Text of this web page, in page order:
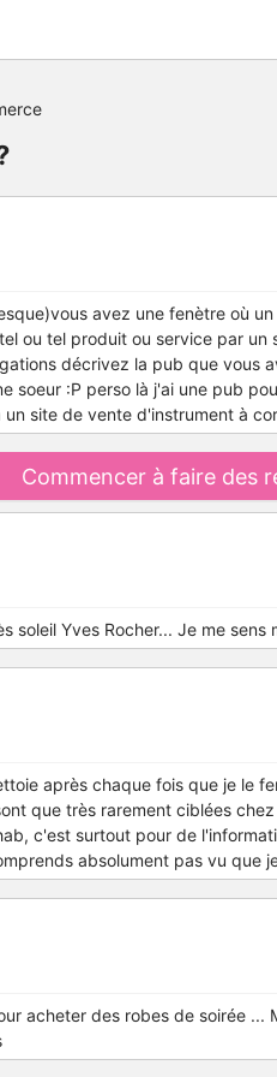
avez une fenètre où
ou tel produit ou service par
décrivez la pub que vous
soeur :P perso là j'ai une pub
un site de vente d'instrument à
Commencer à faire des
soleil Yves Rocher... Je me sens
après chaque fois que je le
que très rarement ciblées
c'est surtout pour de
absolument pas vu que
acheter des robes de soirée